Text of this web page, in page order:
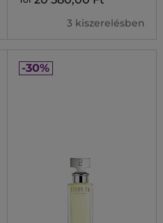
3 kiszerelésben
-30%